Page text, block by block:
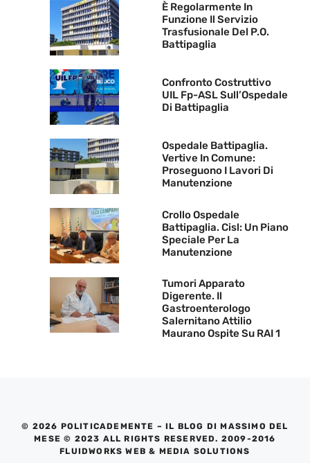
È Regolarmente In
Funzione Il Servizio
Trasfusionale Del P.O.
Battipaglia
Confronto Costruttivo
UIL Fp-ASL Sull’Ospedale
Di Battipaglia
Ospedale Battipaglia.
Vertive In Comune:
Proseguono I Lavori Di
Manutenzione
Crollo Ospedale
Battipaglia. Cisl: Un Piano
Speciale Per La
Manutenzione
Tumori Apparato
Digerente. Il
Gastroenterologo
Salernitano Attilio
Maurano Ospite Su RAI 1
© 2026 POLITICADEMENTE – IL BLOG DI MASSIMO DEL
MESE © 2023 ALL RIGHTS RESERVED. 2009-2016
FLUIDWORKS WEB & MEDIA SOLUTIONS